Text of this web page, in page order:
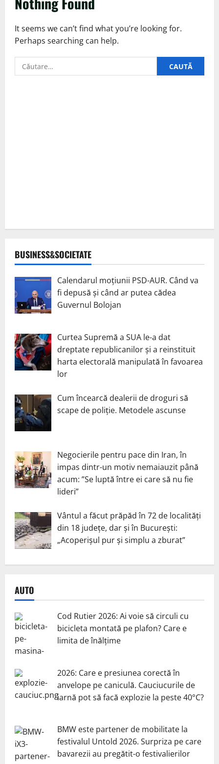
It seems we can’t find what you’re looking for.
Perhaps searching can help.
Caută
după:
BUSINESS&SOCIETATE
Calendarul moțiunii PSD-AUR. Când va
fi depusă și când ar putea cădea
Guvernul Bolojan
Curtea Supremă a SUA le-a dat
dreptate republicanilor și a reinstituit
harta electorală manipulată în favoarea
lor
Cum încearcă dealerii de droguri să
scape de poliție. Metodele ascunse
Negocierile pentru pace din Iran, în
impas dintr-un motiv nemaiauzit până
acum: ”Se luptă între ei care să nu fie
lideri”
Vântul a făcut prăpăd în 72 de localități
din 18 județe, dar și în București:
„Acoperișul pur și simplu a zburat”
AUTO
Cod Rutier 2026: Ai voie să circuli cu
bicicleta montată pe plafon? Care e
limita de înălțime
2026: Care e presiunea corectă în
anvelope pe caniculă. Cauciucurile de
iarnă pot să facă explozie la peste 40°C?
BMW este partener de mobilitate la
festivalul Untold 2026. Surpriza pe care
bavarezii au pregătit-o festivalierilor